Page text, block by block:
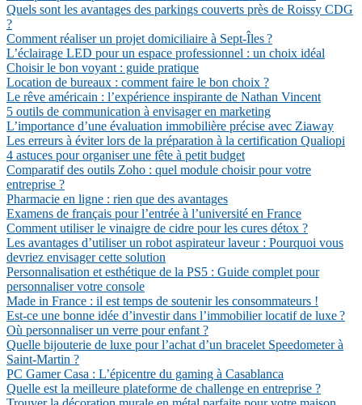
Quels sont les avantages des parkings couverts près de Roissy CDG
?
Comment réaliser un projet domiciliaire à Sept-Îles ?
L’éclairage LED pour un espace professionnel : un choix idéal
Choisir le bon voyant : guide pratique
Location de bureaux : comment faire le bon choix ?
Le rêve américain : l’expérience inspirante de Nathan Vincent
5 outils de communication à envisager en marketing
L’importance d’une évaluation immobilière précise avec Ziaway
Les erreurs à éviter lors de la préparation à la certification Qualiopi
4 astuces pour organiser une fête à petit budget
Comparatif des outils Zoho : quel module choisir pour votre
entreprise ?
Pharmacie en ligne : rien que des avantages
Examens de français pour l’entrée à l’université en France
Comment utiliser le vinaigre de cidre pour les cures détox ?
Les avantages d’utiliser un robot aspirateur laveur : Pourquoi vous
devriez envisager cette solution
Personnalisation et esthétique de la PS5 : Guide complet pour
personnaliser votre console
Made in France : il est temps de soutenir les consommateurs !
Est-ce une bonne idée d’investir dans l’immobilier locatif de luxe ?
Où personnaliser un verre pour enfant ?
Quelle bijouterie de luxe pour l’achat d’un bracelet Speedometer à
Saint-Martin ?
PC Gamer Casa : L’épicentre du gaming à Casablanca
Quelle est la meilleure plateforme de challenge en entreprise ?